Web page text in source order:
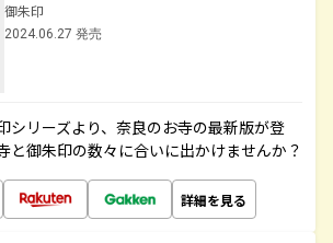
御朱印
2024.06.27 発売
シリーズより、奈良のお寺の最新版が登
と御朱印の数々に合いに出かけませんか？
詳細を見る